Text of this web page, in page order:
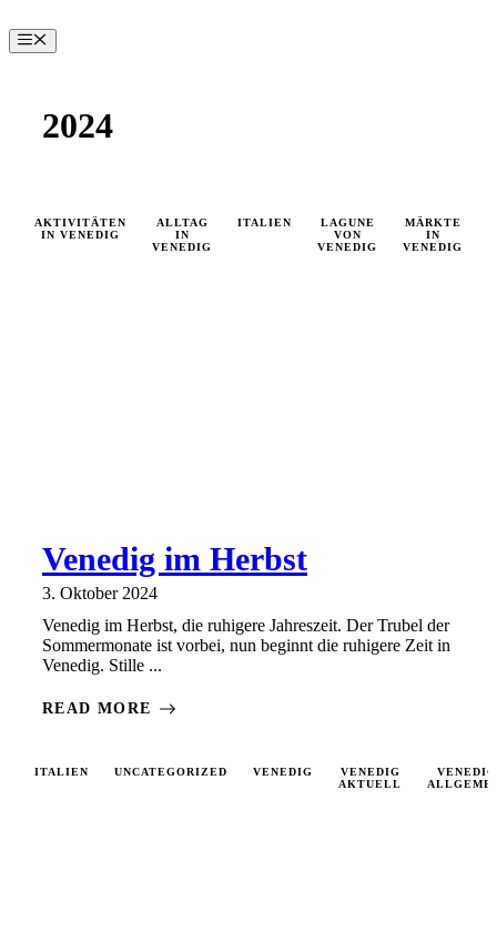
Inhalt
springen
Menü
2024
AKTIVITÄTEN
IN VENEDIG
ALLTAG
IN
VENEDIG
ITALIEN
LAGUNE
VON
VENEDIG
MÄRKTE
IN
VENEDIG
Venedig im Herbst
3. Oktober 2024
Venedig im Herbst, die ruhigere Jahreszeit. Der Trubel der
Sommermonate ist vorbei, nun beginnt die ruhigere Zeit in
Venedig. Stille ...
READ MORE
ITALIEN UNCATEGORIZED VENEDIG
VENEDIG
AKTUELL
VENEDIG